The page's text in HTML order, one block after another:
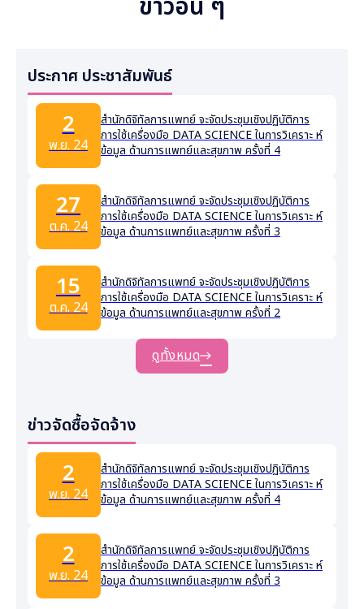
ประกาศ ประชาสัมพันธ์
2
พ.ย. 24
สำนักดิจิทัลการแพทย์ จะจัดประชุมเชิงปฏิบัติการ
การใช้เครื่องมือ DATA SCIENCE ในการวิเคราะ ห์
ข้อมูล ด้านการแพทย์และสุขภาพ ครั้งที่ 4
27
ต.ค. 24
สำนักดิจิทัลการแพทย์ จะจัดประชุมเชิงปฏิบัติการ
การใช้เครื่องมือ DATA SCIENCE ในการวิเคราะ ห์
ข้อมูล ด้านการแพทย์และสุขภาพ ครั้งที่ 3
15
ต.ค. 24
สำนักดิจิทัลการแพทย์ จะจัดประชุมเชิงปฏิบัติการ
การใช้เครื่องมือ DATA SCIENCE ในการวิเคราะ ห์
ข้อมูล ด้านการแพทย์และสุขภาพ ครั้งที่ 2
ดูทั้งหมด
ข่าวจัดซื้อจัดจ้าง
2
พ.ย. 24
สำนักดิจิทัลการแพทย์ จะจัดประชุมเชิงปฏิบัติการ
การใช้เครื่องมือ DATA SCIENCE ในการวิเคราะ ห์
ข้อมูล ด้านการแพทย์และสุขภาพ ครั้งที่ 4
2
พ.ย. 24
สำนักดิจิทัลการแพทย์ จะจัดประชุมเชิงปฏิบัติการ
การใช้เครื่องมือ DATA SCIENCE ในการวิเคราะ ห์
ข้อมูล ด้านการแพทย์และสุขภาพ ครั้งที่ 3